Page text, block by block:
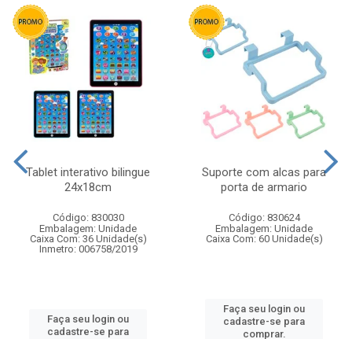
Tablet interativo bilingue
24x18cm
Código: 830030
Embalagem: Unidade
Caixa Com: 36 Unidade(s)
Inmetro: 006758/2019
Faça seu login ou
cadastre-se para
Suporte com alcas para
porta de armario
Código: 830624
Embalagem: Unidade
Caixa Com: 60 Unidade(s)
Faça seu login ou
cadastre-se para
comprar.